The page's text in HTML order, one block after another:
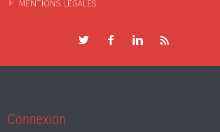
MENTIONS LEGALES
Connexion